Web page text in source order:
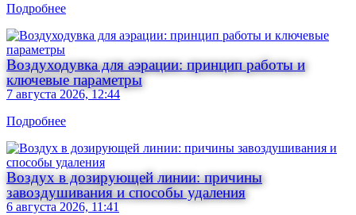
Подробнее
Воздуходувка для аэрации: принцип работы и
ключевые параметры
7 августа 2026, 12:44
Подробнее
Воздух в дозирующей линии: причины
завоздушивания и способы удаления
6 августа 2026, 11:41